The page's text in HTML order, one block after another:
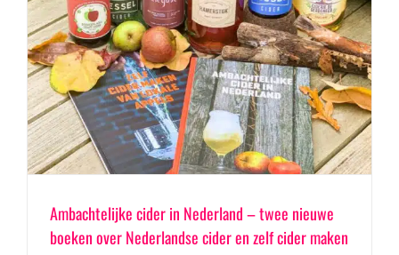
Ambachtelijke cider in Nederland – twee nieuwe
boeken over Nederlandse cider en zelf cider maken